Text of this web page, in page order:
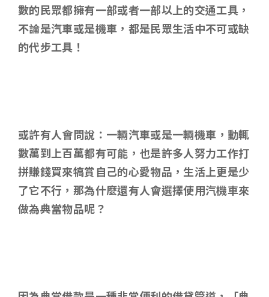
數的民眾都擁有一部或者一部以上的交通工具，
不論是汽車或是機車，都是民眾生活中不可或缺
的代步工具！
或許有人會問說 ： 一輛汽車或是一輛機車 ，動輒
數萬到上百萬都有可能，也是許多人努力工作打
拼賺錢買來犒賞自己的心愛物品，生活上更是少
了它不行，那為什麼還有人會選擇使用汽機車來
做為典當物品呢？